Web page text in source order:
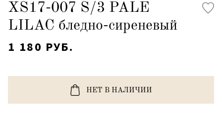
XS17-007 S/3 PALE
LILAC бледно-сиреневый
1 180 РУБ.
НЕТ В НАЛИЧИИ